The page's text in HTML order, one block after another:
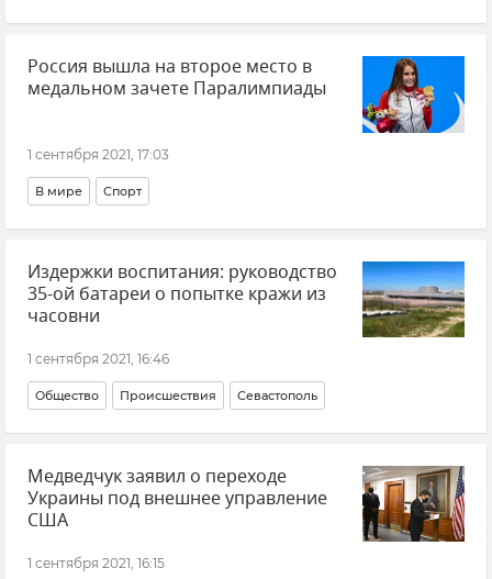
Общественно-политическая ситуация на Украине
Россия вышла на второе место в
медальном зачете Паралимпиады
1 сентября 2021, 17:03
В мире Спорт
Издержки воспитания: руководство
35-ой батареи о попытке кражи из
часовни
1 сентября 2021, 16:46
Общество Происшествия Севастополь
Медведчук заявил о переходе
Украины под внешнее управление
США
1 сентября 2021, 16:15